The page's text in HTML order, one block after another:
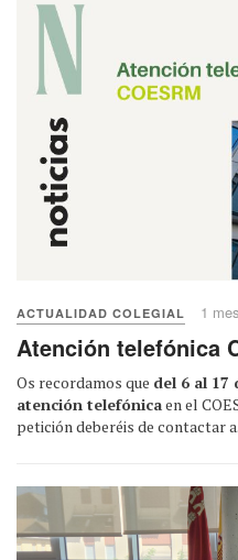
ACTUALIDAD COLEGIAL 1
Atención telefónica
Os recordamos que del 6 al 17
atención telefónicaen el
petición deberéis de contactar